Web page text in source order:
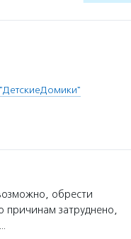
обрести
причинам затруднено,